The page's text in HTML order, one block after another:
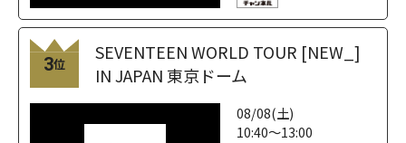
3位
SEVENTEEN WORLD TOUR [NEW_]
IN JAPAN 東京ドーム
08/08(土)
10:40～13:00